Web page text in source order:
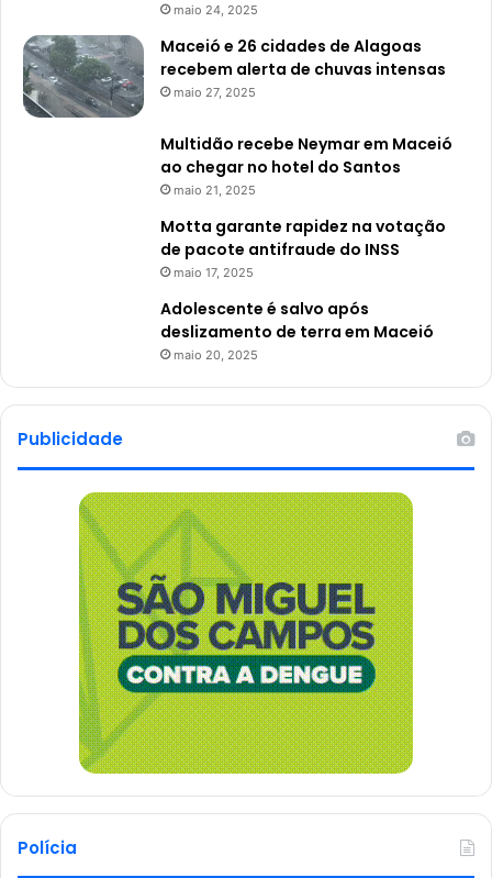
maio 24, 2025
Maceió e 26 cidades de Alagoas
recebem alerta de chuvas intensas
maio 27, 2025
Multidão recebe Neymar em Maceió
ao chegar no hotel do Santos
maio 21, 2025
Motta garante rapidez na votação
de pacote antifraude do INSS
maio 17, 2025
Adolescente é salvo após
deslizamento de terra em Maceió
maio 20, 2025
Publicidade
Polícia